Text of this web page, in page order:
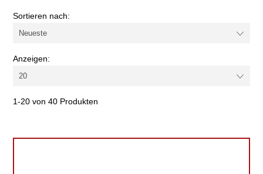
Farbe
Kategorie
Schirmung
Kabel-/Adapterart
Sortieren nach:
Anzeigen:
1-20 von 40 Produkten